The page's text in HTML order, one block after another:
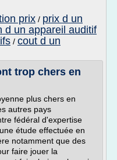
prix / prix d un
d un appareil auditif
/ cout d un
trop chers en
plus chers en
autres pays
fédéral d'expertise
étude effectuée en
notamment que des
faire jouer la